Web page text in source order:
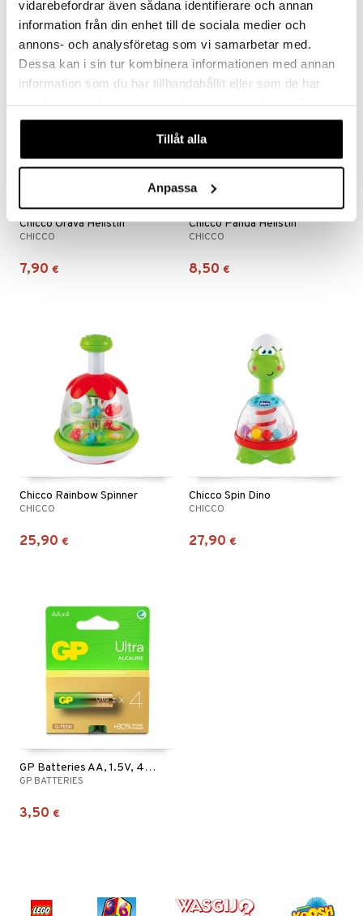
vidarebefordrar även sådana identifierare och annan
information från din enhet till de sociala medier och
annons- och analysföretag som vi samarbetar med.
Dessa kan i sin tur kombinera informationen med annan
information som du har tillhandahållit eller som de har
våra cookies vid fortsatt användande av vår webbplats.
Tillåt alla
Anpassa
Chicco Orava Helistin
CHICCO
7,90 €
Chicco Panda Helistin
CHICCO
8,50 €
Chicco Rainbow Spinner
CHICCO
25,90 €
Chicco Spin Dino
CHICCO
27,90 €
GP Batteries AA, 1.5V, 4-pack
GP BATTERIES
3,50 €